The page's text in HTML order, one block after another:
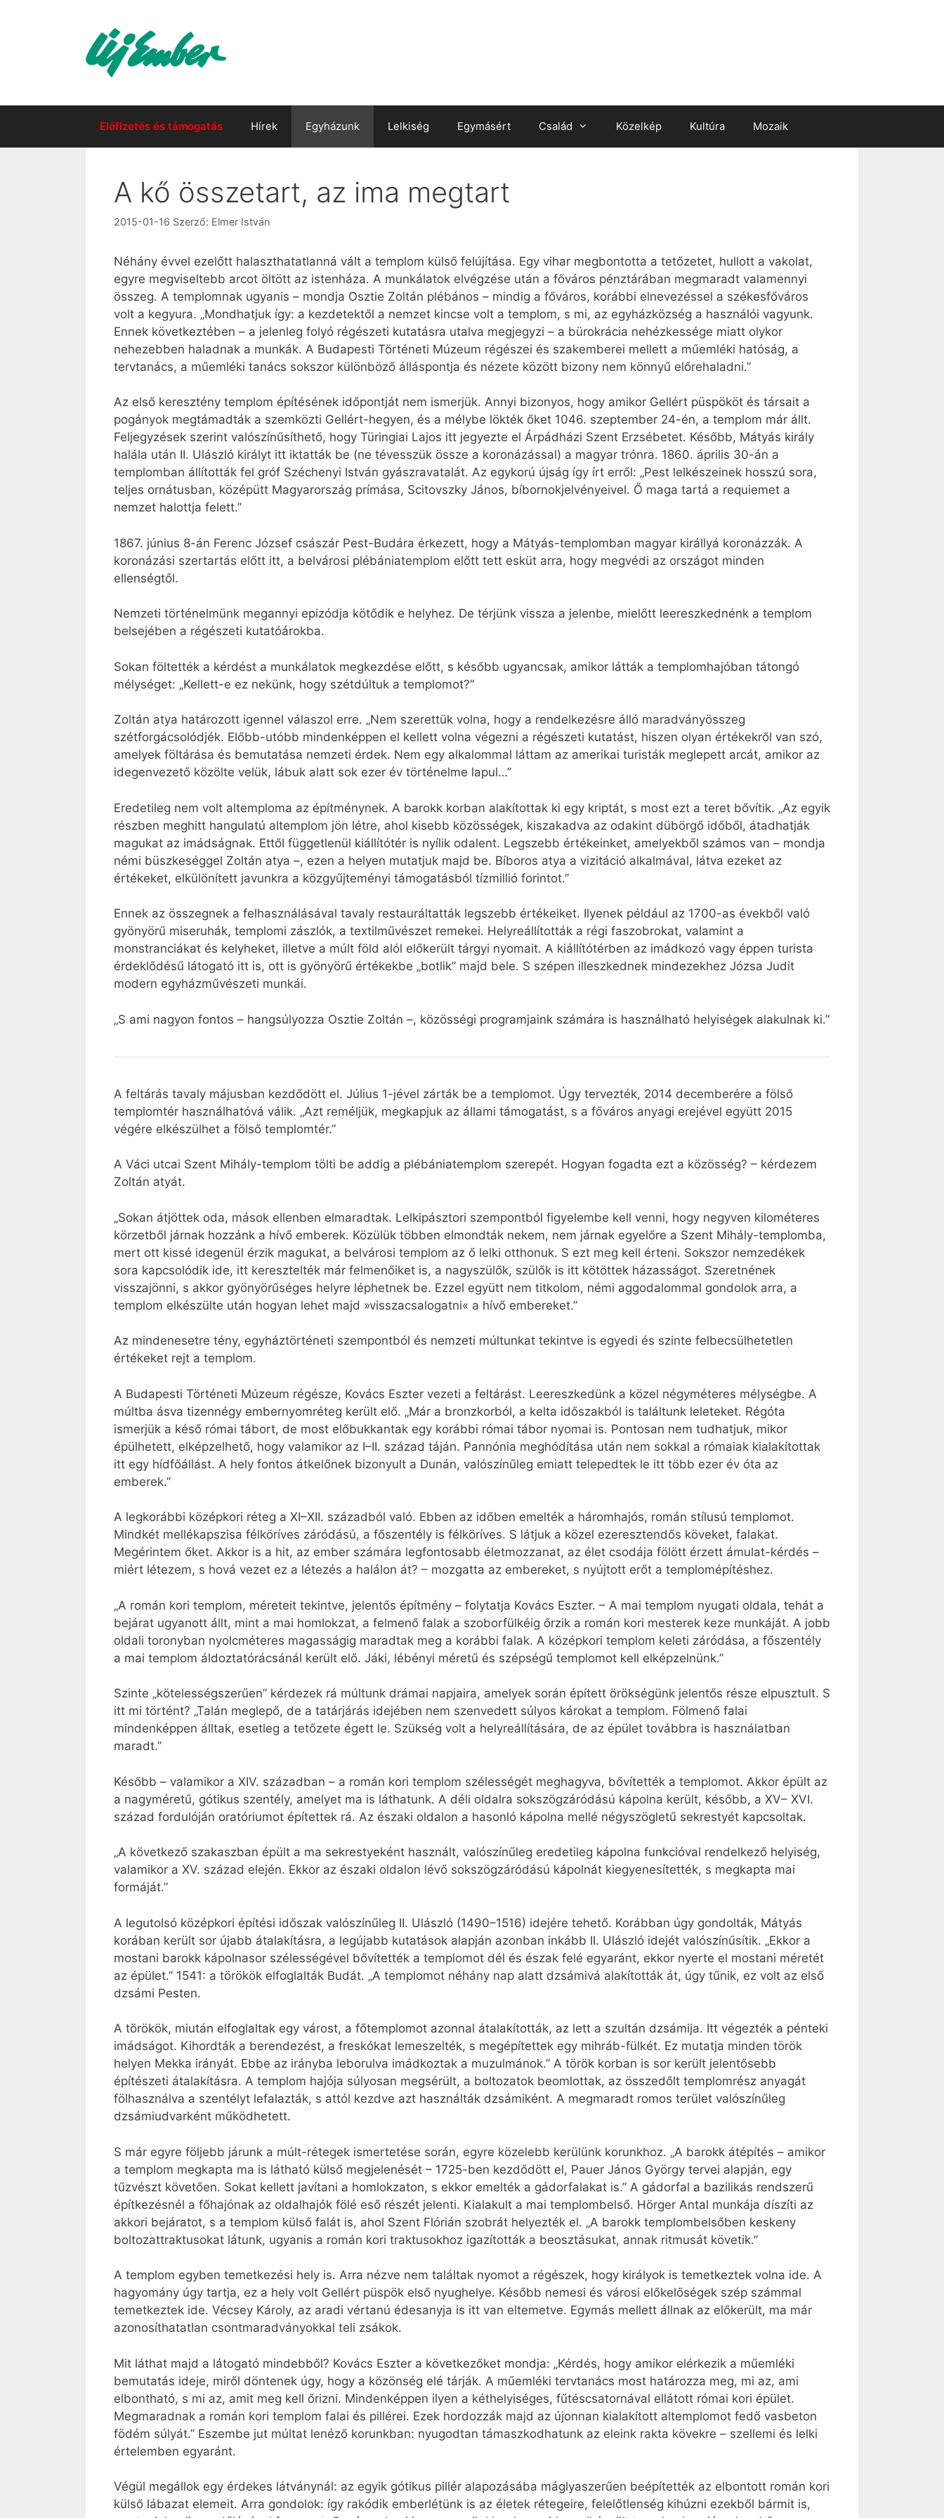
Előfizetés és támogatás Hírek Egyházunk Lelkiség Egymásért Család Közelkép Kultúra Mozaik
A kő összetart, az ima megtart
2015-01-16 Szerző: Elmer István
Néhány évvel ezelőtt halaszthatatlanná vált a templom külső felújítása. Egy vihar megbontotta a tetőzetet, hullott a vakolat,
egyre megviseltebb arcot öltött az istenháza. A munkálatok elvégzése után a főváros pénztárában megmaradt valamennyi
összeg. A templomnak ugyanis – mondja Osztie Zoltán plébános – mindig a főváros, korábbi elnevezéssel a székesfőváros
volt a kegyura. „Mondhatjuk így: a kezdetektől a nemzet kincse volt a templom, s mi, az egyházközség a használói vagyunk.
Ennek következtében – a jelenleg folyó régészeti kutatásra utalva megjegyzi – a bürokrácia nehézkessége miatt olykor
nehezebben haladnak a munkák. A Budapesti Történeti Múzeum régészei és szakemberei mellett a műemléki hatóság, a
tervtanács, a műemléki tanács sokszor különböző álláspontja és nézete között bizony nem könnyű előrehaladni.”
Az első keresztény templom építésének időpontját nem ismerjük. Annyi bizonyos, hogy amikor Gellért püspököt és társait a
pogányok megtámadták a szemközti Gellért-hegyen, és a mélybe lökték őket 1046. szeptember 24-én, a templom már állt.
Feljegyzések szerint valószínűsíthető, hogy Türingiai Lajos itt jegyezte el Árpádházi Szent Erzsébetet. Később, Mátyás király
halála után II. Ulászló királyt itt iktatták be (ne tévesszük össze a koronázással) a magyar trónra. 1860. április 30-án a
templomban állították fel gróf Széchenyi István gyászravatalát. Az egykorú újság így írt erről: „Pest lelkészeinek hosszú sora,
teljes ornátusban, középütt Magyarország prímása, Scitovszky János, bíbornokjelvényeivel. Ő maga tartá a requiemet a
nemzet halottja felett.”
1867. június 8-án Ferenc József császár Pest-Budára érkezett, hogy a Mátyás-templomban magyar királlyá koronázzák. A
koronázási szertartás előtt itt, a belvárosi plébániatemplom előtt tett esküt arra, hogy megvédi az országot minden
ellenségtől.
Nemzeti történelmünk megannyi epizódja kötődik e helyhez. De térjünk vissza a jelenbe, mielőtt leereszkednénk a templom
belsejében a régészeti kutatóárokba.
Sokan föltették a kérdést a munkálatok megkezdése előtt, s később ugyancsak, amikor látták a templomhajóban tátongó
mélységet: „Kellett-e ez nekünk, hogy szétdúltuk a templomot?”
Zoltán atya határozott igennel válaszol erre. „Nem szerettük volna, hogy a rendelkezésre álló maradványösszeg
szétforgácsolódjék. Előbb-utóbb mindenképpen el kellett volna végezni a régészeti kutatást, hiszen olyan értékekről van szó,
amelyek föltárása és bemutatása nemzeti érdek. Nem egy alkalommal láttam az amerikai turisták meglepett arcát, amikor az
idegenvezető közölte velük, lábuk alatt sok ezer év történelme lapul…”
Eredetileg nem volt altemploma az építménynek. A barokk korban alakítottak ki egy kriptát, s most ezt a teret bővítik. „Az egyik
részben meghitt hangulatú altemplom jön létre, ahol kisebb közösségek, kiszakadva az odakint dübörgő időből, átadhatják
magukat az imádságnak. Ettől függetlenül kiállítótér is nyílik odalent. Legszebb értékeinket, amelyekből számos van – mondja
némi büszkeséggel Zoltán atya –, ezen a helyen mutatjuk majd be. Bíboros atya a vizitáció alkalmával, látva ezeket az
értékeket, elkülönített javunkra a közgyűjteményi támogatásból tízmillió forintot.”
Ennek az összegnek a felhasználásával tavaly restauráltatták legszebb értékeiket. Ilyenek például az 1700-as évekből való
gyönyörű miseruhák, templomi zászlók, a textilművészet remekei. Helyreállították a régi faszobrokat, valamint a
monstranciákat és kelyheket, illetve a múlt föld alól előkerült tárgyi nyomait. A kiállítótérben az imádkozó vagy éppen turista
érdeklődésű látogató itt is, ott is gyönyörű értékekbe „botlik” majd bele. S szépen illeszkednek mindezekhez Józsa Judit
modern egyházművészeti munkái.
„S ami nagyon fontos – hangsúlyozza Osztie Zoltán –, közösségi programjaink számára is használható helyiségek alakulnak ki.”
A feltárás tavaly májusban kezdődött el. Július 1-jével zárták be a templomot. Úgy tervezték, 2014 decemberére a fölső
templomtér használhatóvá válik. „Azt reméljük, megkapjuk az állami támogatást, s a főváros anyagi erejével együtt 2015
végére elkészülhet a fölső templomtér.”
A Váci utcai Szent Mihály-templom tölti be addig a plébániatemplom szerepét. Hogyan fogadta ezt a közösség? – kérdezem
Zoltán atyát.
„Sokan átjöttek oda, mások ellenben elmaradtak. Lelkipásztori szempontból figyelembe kell venni, hogy negyven kilométeres
körzetből járnak hozzánk a hívő emberek. Közülük többen elmondták nekem, nem járnak egyelőre a Szent Mihály-templomba,
mert ott kissé idegenül érzik magukat, a belvárosi templom az ő lelki otthonuk. S ezt meg kell érteni. Sokszor nemzedékek
sora kapcsolódik ide, itt keresztelték már felmenőiket is, a nagyszülők, szülők is itt kötöttek házasságot. Szeretnének
visszajönni, s akkor gyönyörűséges helyre léphetnek be. Ezzel együtt nem titkolom, némi aggodalommal gondolok arra, a
templom elkészülte után hogyan lehet majd »visszacsalogatni« a hívő embereket.”
Az mindenesetre tény, egyháztörténeti szempontból és nemzeti múltunkat tekintve is egyedi és szinte felbecsülhetetlen
értékeket rejt a templom.
A Budapesti Történeti Múzeum régésze, Kovács Eszter vezeti a feltárást. Leereszkedünk a közel négyméteres mélységbe. A
múltba ásva tizennégy embernyomréteg került elő. „Már a bronzkorból, a kelta időszakból is találtunk leleteket. Régóta
ismerjük a késő római tábort, de most előbukkantak egy korábbi római tábor nyomai is. Pontosan nem tudhatjuk, mikor
épülhetett, elképzelhető, hogy valamikor az I–II. század táján. Pannónia meghódítása után nem sokkal a rómaiak kialakítottak
itt egy hídfőállást. A hely fontos átkelőnek bizonyult a Dunán, valószínűleg emiatt telepedtek le itt több ezer év óta az
emberek.”
A legkorábbi középkori réteg a XI–XII. századból való. Ebben az időben emelték a háromhajós, román stílusú templomot.
Mindkét mellékapszisa félköríves záródású, a főszentély is félköríves. S látjuk a közel ezeresztendős köveket, falakat.
Megérintem őket. Akkor is a hit, az ember számára legfontosabb életmozzanat, az élet csodája fölött érzett ámulat-kérdés –
miért létezem, s hová vezet ez a létezés a halálon át? – mozgatta az embereket, s nyújtott erőt a templomépítéshez.
„A román kori templom, méreteit tekintve, jelentős építmény – folytatja Kovács Eszter. – A mai templom nyugati oldala, tehát a
bejárat ugyanott állt, mint a mai homlokzat, a felmenő falak a szoborfülkéig őrzik a román kori mesterek keze munkáját. A jobb
oldali toronyban nyolcméteres magasságig maradtak meg a korábbi falak. A középkori templom keleti záródása, a főszentély
a mai templom áldoztatórácsánál került elő. Jáki, lébényi méretű és szépségű templomot kell elképzelnünk.”
Szinte „kötelességszerűen” kérdezek rá múltunk drámai napjaira, amelyek során épített örökségünk jelentős része elpusztult. S
itt mi történt? „Talán meglepő, de a tatárjárás idejében nem szenvedett súlyos károkat a templom. Fölmenő falai
mindenképpen álltak, esetleg a tetőzete égett le. Szükség volt a helyreállítására, de az épület továbbra is használatban
maradt.”
Később – valamikor a XIV. században – a román kori templom szélességét meghagyva, bővítették a templomot. Akkor épült az
a nagyméretű, gótikus szentély, amelyet ma is láthatunk. A déli oldalra sokszögzáródású kápolna került, később, a XV– XVI.
század fordulóján oratóriumot építettek rá. Az északi oldalon a hasonló kápolna mellé négyszögletű sekrestyét kapcsoltak.
„A következő szakaszban épült a ma sekrestyeként használt, valószínűleg eredetileg kápolna funkcióval rendelkező helyiség,
valamikor a XV. század elején. Ekkor az északi oldalon lévő sokszögzáródású kápolnát kiegyenesítették, s megkapta mai
formáját.”
A legutolsó középkori építési időszak valószínűleg II. Ulászló (1490–1516) idejére tehető. Korábban úgy gondolták, Mátyás
korában került sor újabb átalakításra, a legújabb kutatások alapján azonban inkább II. Ulászló idejét valószínűsítik. „Ekkor a
mostani barokk kápolnasor szélességével bővítették a templomot dél és észak felé egyaránt, ekkor nyerte el mostani méretét
az épület.” 1541: a törökök elfoglalták Budát. „A templomot néhány nap alatt dzsámivá alakították át, úgy tűnik, ez volt az első
dzsámi Pesten.
A törökök, miután elfoglaltak egy várost, a főtemplomot azonnal átalakították, az lett a szultán dzsámija. Itt végezték a pénteki
imádságot. Kihordták a berendezést, a freskókat lemeszelték, s megépítettek egy mihráb-fülkét. Ez mutatja minden török
helyen Mekka irányát. Ebbe az irányba leborulva imádkoztak a muzulmánok.” A török korban is sor került jelentősebb
építészeti átalakításra. A templom hajója súlyosan megsérült, a boltozatok beomlottak, az összedőlt templomrész anyagát
fölhasználva a szentélyt lefalazták, s attól kezdve azt használták dzsámiként. A megmaradt romos terület valószínűleg
dzsámiudvarként működhetett.
S már egyre följebb járunk a múlt-rétegek ismertetése során, egyre közelebb kerülünk korunkhoz. „A barokk átépítés – amikor
a templom megkapta ma is látható külső megjelenését – 1725-ben kezdődött el, Pauer János György tervei alapján, egy
tűzvészt követően. Sokat kellett javítani a homlokzaton, s ekkor emelték a gádorfalakat is.” A gádorfal a bazilikás rendszerű
építkezésnél a főhajónak az oldalhajók fölé eső részét jelenti. Kialakult a mai templombelső. Hörger Antal munkája díszíti az
akkori bejáratot, s a templom külső falát is, ahol Szent Flórián szobrát helyezték el. „A barokk templombelsőben keskeny
boltozattraktusokat látunk, ugyanis a román kori traktusokhoz igazították a beosztásukat, annak ritmusát követik.”
A templom egyben temetkezési hely is. Arra nézve nem találtak nyomot a régészek, hogy királyok is temetkeztek volna ide. A
hagyomány úgy tartja, ez a hely volt Gellért püspök első nyughelye. Később nemesi és városi előkelőségek szép számmal
temetkeztek ide. Vécsey Károly, az aradi vértanú édesanyja is itt van eltemetve. Egymás mellett állnak az előkerült, ma már
azonosíthatatlan csontmaradványokkal teli zsákok.
Mit láthat majd a látogató mindebből? Kovács Eszter a következőket mondja: „Kérdés, hogy amikor elérkezik a műemléki
bemutatás ideje, miről döntenek úgy, hogy a közönség elé tárják. A műemléki tervtanács most határozza meg, mi az, ami
elbontható, s mi az, amit meg kell őrizni. Mindenképpen ilyen a kéthelyiséges, fűtéscsatornával ellátott római kori épület.
Megmaradnak a román kori templom falai és pillérei. Ezek hordozzák majd az újonnan kialakított altemplomot fedő vasbeton
födém súlyát.” Eszembe jut múltat lenéző korunkban: nyugodtan támaszkodhatunk az eleink rakta kövekre – szellemi és lelki
értelemben egyaránt.
Végül megállok egy érdekes látványnál: az egyik gótikus pillér alapozásába máglyaszerűen beépítették az elbontott román kori
külső lábazat elemeit. Arra gondolok: így rakódik emberlétünk is az életek rétegeire, felelőtlenség kihúzni ezekből bármit is,